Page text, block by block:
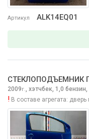
Артикул ALK14EQ01
СТЕКЛОПОДЪЕМНИК
2009г., хэтчбек, 1,0
! В составе агрегата: дверь